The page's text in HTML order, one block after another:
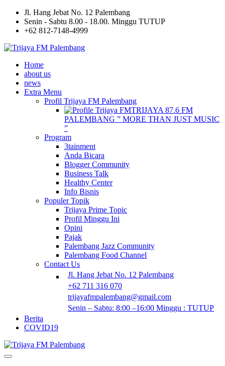
Jl. Hang Jebat No. 12 Palembang
Senin - Sabtu 8.00 - 18.00. Minggu TUTUP
+62 812-7148-4999
Home
about us
news
Extra Menu
Profil Trijaya FM Palembang
TRIJAYA 87.6 FM
PALEMBANG ” MORE THAN JUST MUSIC
”
Program
3tainment
Anda Bicara
Blogger Community
Business Talk
Healthy Center
Info Bisnis
Populer Topik
Trijaya Prime Topic
Profil Minggu Ini
Opini
Pajak
Palembang Jazz Community
Palembang Food Channel
Contact Us
Jl. Hang Jebat No. 12 Palembang
+62 711 316 070
trijayafmpalembang@gmail.com
Senin – Sabtu: 8:00 –16:00 Minggu : TUTUP
Berita
COVID19